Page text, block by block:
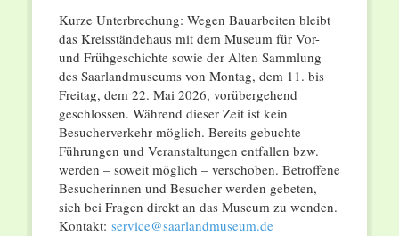
Kurze Unterbrechung: Wegen Bauarbeiten bleibt
das Kreisständehaus mit dem Museum für Vor-
und Frühgeschichte sowie der Alten Sammlung
des Saarlandmuseums von Montag, dem 11. bis
Freitag, dem 22. Mai 2026, vorübergehend
geschlossen. Während dieser Zeit ist kein
Besucherverkehr möglich. Bereits gebuchte
Führungen und Veranstaltungen entfallen bzw.
werden – soweit möglich – verschoben. Betroffene
Besucherinnen und Besucher werden gebeten,
sich bei Fragen direkt an das Museum zu wenden.
Kontakt: service@saarlandmuseum.de